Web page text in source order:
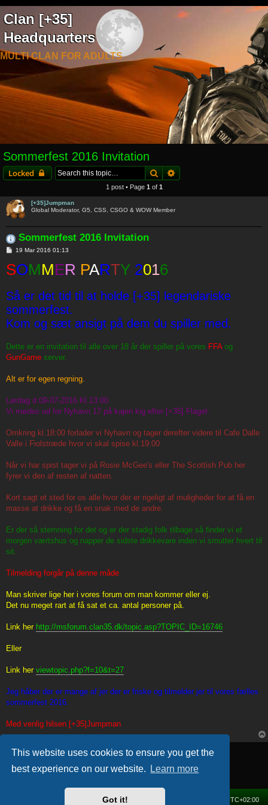
This website uses cookies to ensure you get the
best experience on our website.
Learn more
Got it!
Clan [+35]
Headquarters
MULTI CLAN FOR ADULTS
Sommerfest 2016 Invitation
Locked SearchAdvanced search
1 post • Page 1 of 1
[+35]Jumpman
Global Moderator, G5, CSS, CSGO & WOW Member
Sommerfest 2016 Invitation
P
s
t
19 Mar 2016 01:13
SOMMER PARTY 2016
Så er det tid til at holde [+35] legendariske
sommerfest.
Kom og sæt ansigt på dem du spiller med.
Dette er en invitation til alle over 18 år der spiller på vores FFA og
GunGame server.
Alt er for egen regning.
Lørdag d.09-07-2016 Kl.13:00
Vi mødes ud for Nyhavn 17 på kajen kig efter [+35] Flaget.
Omkring kl.18:00 forlader vi Nyhavn og tager derefter videre til Cafe Dalle
Valle i Fiolstræde hvor vi skal spise kl.19:00
Når vi har spist tager vi på Rosie McGee's eller The Scottish Pub her
fyrer vi den af resten af natten.
Kort sagt et sted for os alle hvor der er rigeligt af muligheder for at få en
masse at drikke og få en snak med de andre.
Er der så stemning for det og er der stadig folk tilbage så finder vi et
morgen værtshus og napper de sidste drikkevare inden vi smutter hvert til
sit.
Tilmelding forgår på denne måde
Man skriver lige her i vores forum om man kommer eller ej.
Det nu meget rart at få sat et ca. antal personer på.
Link her http://msforum.clan35.dk/topic.asp?TOPIC_ID=16746
Eller
Link her viewtopic.php?f=10&t=27
Jeg håber der er mange af jer der er friske og tilmelder jer til vores fælles
sommerfest 2016.
Med venlig hilsen [+35]Jumpman
Locked
UTC+02:00